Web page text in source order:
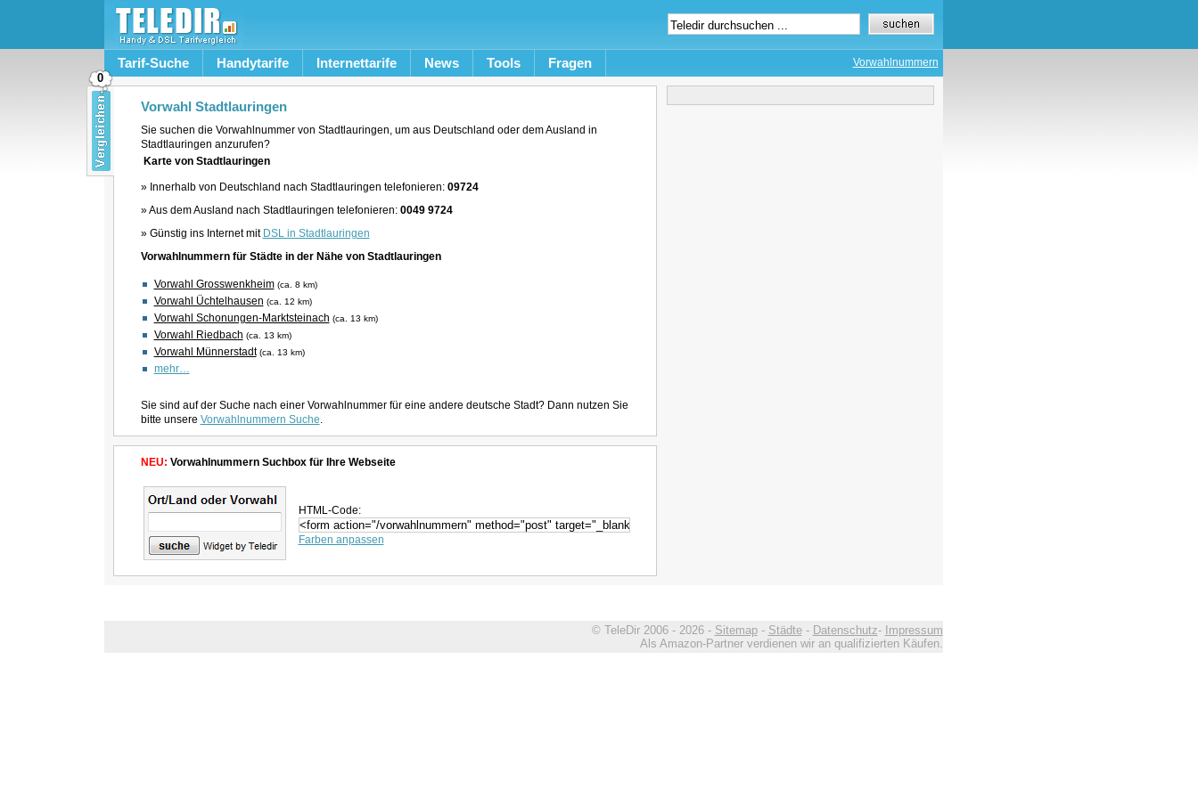
Tarif-Suche Handytarife Internettarife News Tools Fragen Vorwahlnummern
Vorwahl Stadtlauringen
Sie suchen die Vorwahlnummer von Stadtlauringen, um aus Deutschland oder dem Ausland in
Stadtlauringen anzurufen?
Karte von Stadtlauringen
» Innerhalb von Deutschland nach Stadtlauringen telefonieren: 09724
» Aus dem Ausland nach Stadtlauringen telefonieren: 0049 9724
» Günstig ins Internet mit DSL in Stadtlauringen
Vorwahlnummern für Städte in der Nähe von Stadtlauringen
Vorwahl Grosswenkheim (ca. 8 km)
Vorwahl Üchtelhausen (ca. 12 km)
Vorwahl Schonungen-Marktsteinach (ca. 13 km)
Vorwahl Riedbach (ca. 13 km)
Vorwahl Münnerstadt (ca. 13 km)
mehr…
Sie sind auf der Suche nach einer Vorwahlnummer für eine andere deutsche Stadt? Dann nutzen Sie
bitte unsere Vorwahlnummern Suche.
NEU: Vorwahlnummern Suchbox für Ihre Webseite
HTML-Code:
Farben anpassen
© TeleDir 2006 - 2026 - Sitemap- Städte- Datenschutz- Impressum
Als Amazon-Partner verdienen wir an qualifizierten Käufen.
0